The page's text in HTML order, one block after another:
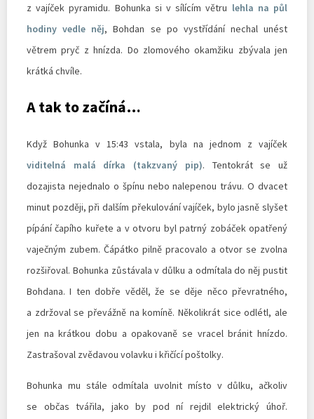
z vajíček pyramidu. Bohunka si v sílícím větru lehla na půl
hodiny vedle něj, Bohdan se po vystřídání nechal unést
větrem pryč z hnízda. Do zlomového okamžiku zbývala jen
krátká chvíle.
A tak to začíná…
Když Bohunka v 15:43 vstala, byla na jednom z vajíček
viditelná malá dírka (takzvaný pip). Tentokrát se už
dozajista nejednalo o špínu nebo nalepenou trávu. O dvacet
minut později, při dalším překulování vajíček, bylo jasně slyšet
pípání čapího kuřete a v otvoru byl patrný zobáček opatřený
vaječným zubem. Čápátko pilně pracovalo a otvor se zvolna
rozšiřoval. Bohunka zůstávala v důlku a odmítala do něj pustit
Bohdana. I ten dobře věděl, že se děje něco převratného,
a zdržoval se převážně na komíně. Několikrát sice odlétl, ale
jen na krátkou dobu a opakovaně se vracel bránit hnízdo.
Zastrašoval zvědavou volavku i křičící poštolky.
Bohunka mu stále odmítala uvolnit místo v důlku, ačkoliv
se občas tvářila, jako by pod ní rejdil elektrický úhoř.